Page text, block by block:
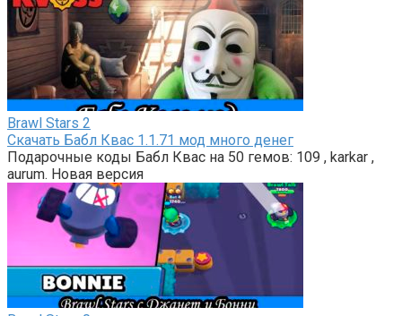
Brawl Stars 2
Скачать Бабл Квас 1.1.71 мод много денег
Подарочные коды Бабл Квас на 50 гемов: 109 , karkar ,
aurum. Новая версия